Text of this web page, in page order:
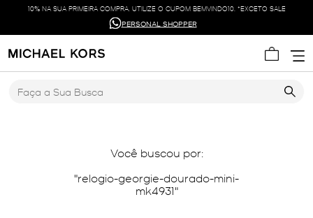
10% NA SUA PRIMEIRA COMPRA. UTILIZE O CUPOM BEMVINDO10. *EXCETO SALE
PERSONAL SHOPPER
Você buscou por:
relogio-georgie-dourado-mini-
mk4931